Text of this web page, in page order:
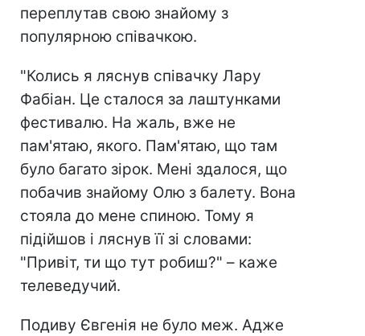
переплутав свою знайому з
популярною співачкою.
"Колись я ляснув співачку Лару
Фабіан. Це сталося за лаштунками
фестивалю. На жаль, вже не
пам'ятаю, якого. Пам'ятаю, що там
було багато зірок. Мені здалося, що
побачив знайому Олю з балету. Вона
стояла до мене спиною. Тому я
підійшов і ляснув її зі словами:
"Привіт, ти що тут робиш?" – каже
телеведучий.
Подиву Євгенія не було меж. Адже